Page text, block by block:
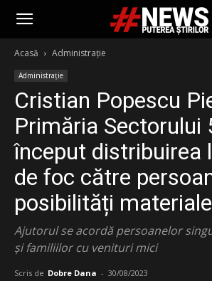
Acasă Administrație
Administrație
Cristian Popescu
Primăria Sectorului
început distribuirea
de foc către
posibilități materiale
Ajutorul se acordă persoanelor
și familiilor cu venituri mici
Scris de Dobre Dana - 30/08/2023